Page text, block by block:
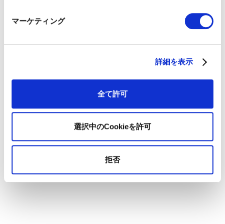
マーケティング
詳細を表示
全て許可
選択中のCookieを許可
拒否
取締役 兼 COO ｜ Board Member and Chief Operating
終了後、渡米。シリコンバレーのEd Tech企業、
Courseraにてフィールドマーケティング及びエンタープ
ライズマーケティングオペレーションに従事。その後シ
ンガポールに渡りDSPベンダーのMediaMathにてAPAC
ペレーションを担当。01GROWTHでは教育サービスの
開発に加え、国内外のコンサルティング業務を行う。著
書に「マーケティングオペレーション（MOps）の教科
書 専門チームでマーケターの生産性を上げる米国発の